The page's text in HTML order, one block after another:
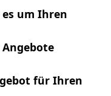
um Ihren
für Ihren